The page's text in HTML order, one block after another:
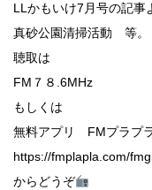
LLかもいけ7月号の記事
真砂公園清掃活動 等。
聴取は
FM７８.6MHz
もしくは
無料アプリ FMプラプ
https://fmplapla.com/
からどうぞ